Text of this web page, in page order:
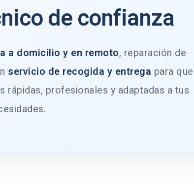
de confianza
a domicilio y en remoto, reparación de
servicio de recogida y entrega para
rápidas, profesionales y adaptadas a tus